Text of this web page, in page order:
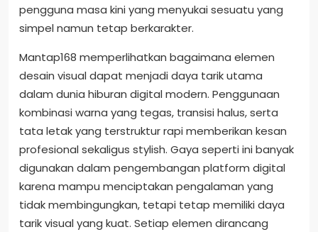
pengguna masa kini yang menyukai sesuatu yang
simpel namun tetap berkarakter.
Mantap168 memperlihatkan bagaimana elemen
desain visual dapat menjadi daya tarik utama
dalam dunia hiburan digital modern. Penggunaan
kombinasi warna yang tegas, transisi halus, serta
tata letak yang terstruktur rapi memberikan kesan
profesional sekaligus stylish. Gaya seperti ini banyak
digunakan dalam pengembangan platform digital
karena mampu menciptakan pengalaman yang
tidak membingungkan, tetapi tetap memiliki daya
tarik visual yang kuat. Setiap elemen dirancang